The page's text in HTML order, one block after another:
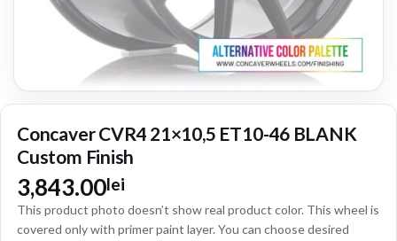
Concaver CVR4 21×10,5 ET10-46 BLANK
Custom Finish
3,843.00lei
This product photo doesn’t show real product color. This wheel is
covered only with primer paint layer. You can choose desired